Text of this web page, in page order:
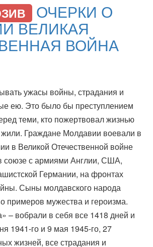
ОЧЕРКИ О
ВЕЛИКАЯ
ВОЙНА
ужасы войны, страдания и
ею. Это было бы преступлением
теми, кто пожертвовал жизнью
Граждане Молдавии воевали в
в Великой Отечественной войне
союзе с армиями Англии, США,
Германии, на фронтах
Сыны молдавского народа
примеров мужества и героизма.
– вобрали в себя все 1418 дней и
1941-го и 9 мая 1945-го, 27
жизней, все страдания и